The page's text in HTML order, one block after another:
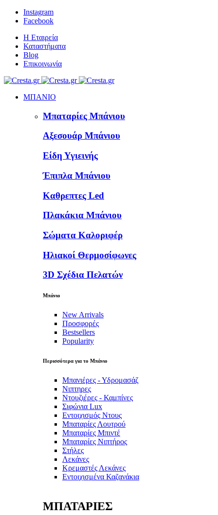
Instagram
Facebook
Η Εταιρεία
Καταστήματα
Blog
Επικοινωνία
ΜΠΑΝΙΟ
Μπαταρίες Μπάνιου
Αξεσουάρ Μπάνιου
Είδη Υγιεινής
Έπιπλα Μπάνιου
Καθρεπτες Led
Πλακάκια Μπάνιου
Σώματα Καλοριφέρ
Ηλιακοί Θερμοσίφωνες
3D Σχέδια Πελατών
Μπάνιο
New Arrivals
Προσφορές
Bestsellers
Popularity
Περισσότερα για το Μπάνιο
Μπανιέρες - Υδρομασάζ
Νιπτηρες
Ντουζιέρες - Καμπίνες
Σιφώνια Lux
Εντοιχισμός Ντους
Μπαταρίες Λουτρού
Μπαταρίες Μπιντέ
Μπαταρίες Νιπτήρος
Στήλες
Λεκάνες
Κρεμαστές Λεκάνες
Εντοιχισμένα Καζανάκια
ΜΠΑΤΑΡΙΕΣ